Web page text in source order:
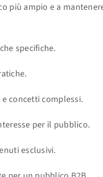
più ampio e a
specifiche.
concetti complessi.
per il pubblico.
esclusivi.